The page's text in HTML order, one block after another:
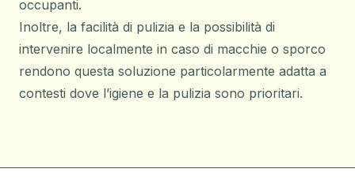
occupanti.
Inoltre, la facilità di pulizia e la possibilità di
intervenire localmente in caso di macchie o sporco
rendono questa soluzione particolarmente adatta a
contesti dove l’igiene e la pulizia sono prioritari.